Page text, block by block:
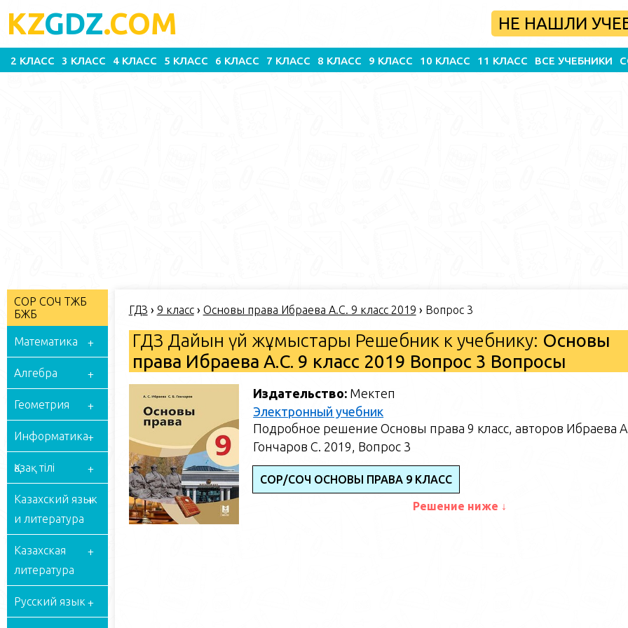
KZGDZ.COM НЕ НАШЛИ
2 КЛАСС 3 КЛАСС 4 КЛАСС 5 КЛАСС 6 КЛАСС 7 КЛАСС 8 КЛАСС 9 КЛАСС 10 КЛАСС 11 КЛАСС ВСЕ УЧЕБНИКИ
СОР СОЧ ТЖБ
БЖБ
Математика
Алгебра
Геометрия
Информатика
Қазақ тілі
Казахский язык
и литература
Казахская
литература
Русский язык
ГДЗ › 9 класс› Основы права Ибраева А.С. 9 класс 2019 › Вопрос 3
ГДЗ Дайын үй жұмыстары Решебник к учебнику: Основы
права Ибраева А.С. 9 класс 2019 Вопрос 3 Вопросы
Издательство: Мектеп
Электронный учебник
Подробное решение Основы права 9 класс, авторов Ибраева
Гончаров С. 2019, Вопрос 3
СОР/СОЧ ОСНОВЫ ПРАВА 9 КЛАСС
Решение ниже ↓